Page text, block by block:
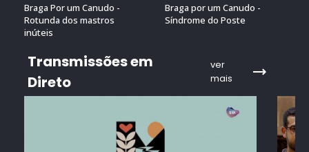
Braga Por um Canudo -
Rotunda dos mastros
inúteis
Braga por um Canudo -
Síndrome do Poste
Transmissões em
Direto
ver
mais